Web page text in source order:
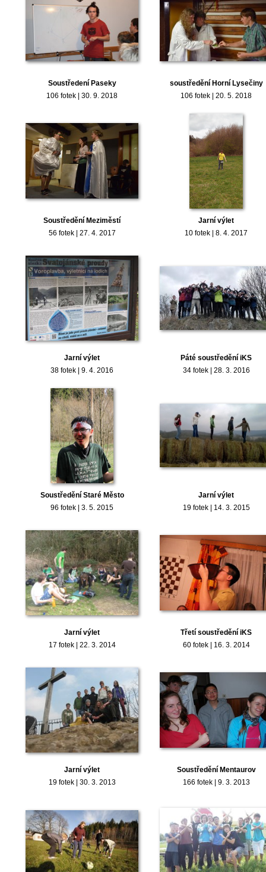
Soustředení Paseky
106 fotek | 30. 9. 2018
soustředění Horní Lysečiny
106 fotek | 20. 5. 2018
Soustředění Meziměstí
56 fotek | 27. 4. 2017
Jarní výlet
10 fotek | 8. 4. 2017
Jarní výlet
38 fotek | 9. 4. 2016
Páté soustředění iKS
34 fotek | 28. 3. 2016
Soustředění Staré Město
96 fotek | 3. 5. 2015
Jarní výlet
19 fotek | 14. 3. 2015
Jarní výlet
17 fotek | 22. 3. 2014
Třetí soustředění iKS
60 fotek | 16. 3. 2014
Jarní výlet
19 fotek | 30. 3. 2013
Soustředění Mentaurov
166 fotek | 9. 3. 2013